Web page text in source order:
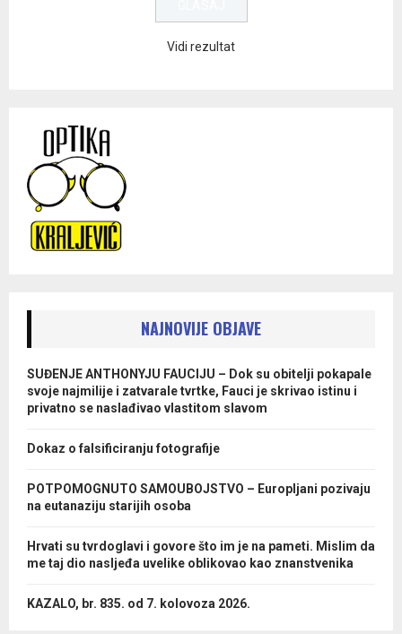
Vidi rezultat
NAJNOVIJE OBJAVE
SUĐENJE ANTHONYJU FAUCIJU – Dok su obitelji pokapale
svoje najmilije i zatvarale tvrtke, Fauci je skrivao istinu i
privatno se naslađivao vlastitom slavom
Dokaz o falsificiranju fotografije
POTPOMOGNUTO SAMOUBOJSTVO – Europljani pozivaju
na eutanaziju starijih osoba
Hrvati su tvrdoglavi i govore što im je na pameti. Mislim da
me taj dio nasljeđa uvelike oblikovao kao znanstvenika
KAZALO, br. 835. od 7. kolovoza 2026.